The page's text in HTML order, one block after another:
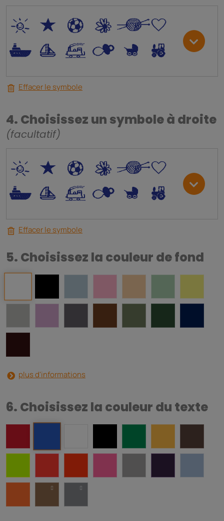
* V C + WU
. < ; S R M
Effacer le symbole
4. Choisissez un symbole à droite
(facultatif)
* V C + WU
. < ; S R M
Effacer le symbole
5. Choisissez la couleur de fond
plus d'informations
6. Choisissez la couleur du texte